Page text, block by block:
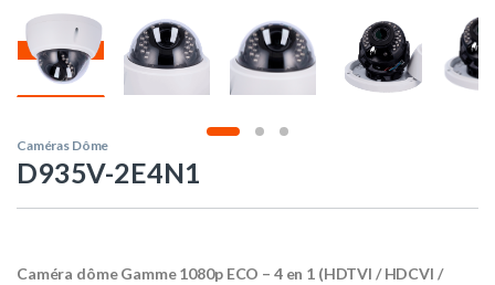
Caméras Dôme
D935V-2E4N1
Caméra dôme Gamme 1080p ECO – 4 en 1 (HDTVI / HDCVI /